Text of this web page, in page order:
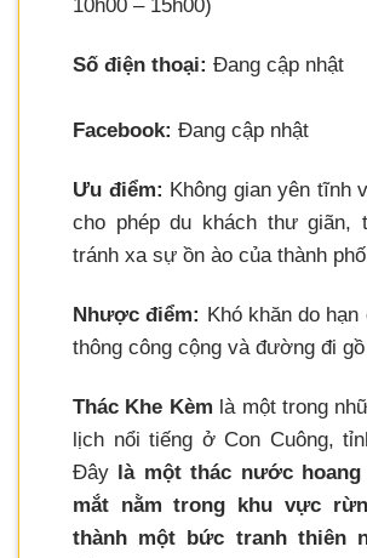
10h00 – 15h00)
Số điện thoại: Đang cập nhật
Facebook: Đang cập nhật
Ưu điểm: Không gian yên tĩnh
cho phép du khách thư giãn,
tránh xa sự ồn ào của thành
Nhược điểm: Khó khăn do
thông công cộng và đường đi
Thác Khe Kèm là một trong
lịch nổi tiếng ở Con Cuông,
Đây
là một thác nước
mắt nằm trong khu vực
thành một bức tranh thiên